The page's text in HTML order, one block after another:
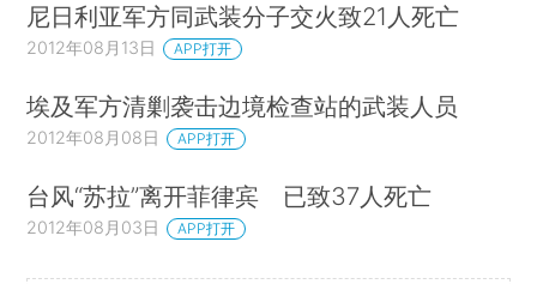
尼日利亚军方同武装分子交火致21人死亡
2012年08月13日 APP打开
埃及军方清剿袭击边境检查站的武装人员
2012年08月08日 APP打开
台风“苏拉”离开菲律宾 已致37人死亡
2012年08月03日 APP打开